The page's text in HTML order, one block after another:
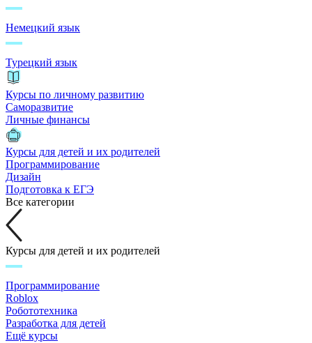
Немецкий язык
Турецкий язык
Курсы по личному развитию
Саморазвитие
Личные финансы
Курсы для детей и их родителей
Программирование
Дизайн
Подготовка к ЕГЭ
Все категории
Курсы для детей и их родителей
Программирование
Roblox
Робототехника
Разработка для детей
Ещё курсы